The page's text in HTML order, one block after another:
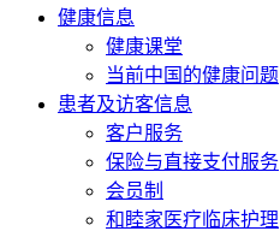
健康信息
健康课堂
当前中国的健康问题
患者及访客信息
客户服务
保险与直接支付服务
会员制
和睦家医疗临床护理